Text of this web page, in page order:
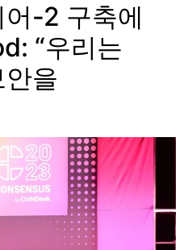
-2 구축에
“우리는
을